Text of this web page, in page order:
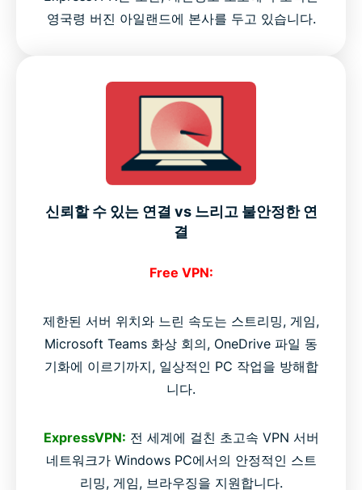
영국령 버진 아일랜드에 본사를 두고 있습니다.
신뢰할 수 있는 연결 vs 느리고 불안정한 연
결
Free VPN:
제한된 서버 위치와 느린 속도는 스트리밍, 게임,
Microsoft Teams 화상 회의, OneDrive 파일 동
기화에 이르기까지, 일상적인 PC 작업을 방해합
니다.
ExpressVPN: 전 세계에 걸친 초고속 VPN 서버
네트워크가 Windows PC에서의 안정적인 스트
리밍, 게임, 브라우징을 지원합니다.